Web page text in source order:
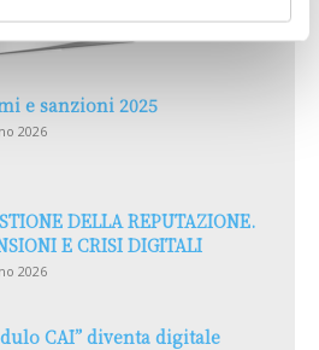
e sanzioni 2025
2026
DELLA REPUTAZIONE.
E CRISI DIGITALI
2026
CAI” diventa digitale